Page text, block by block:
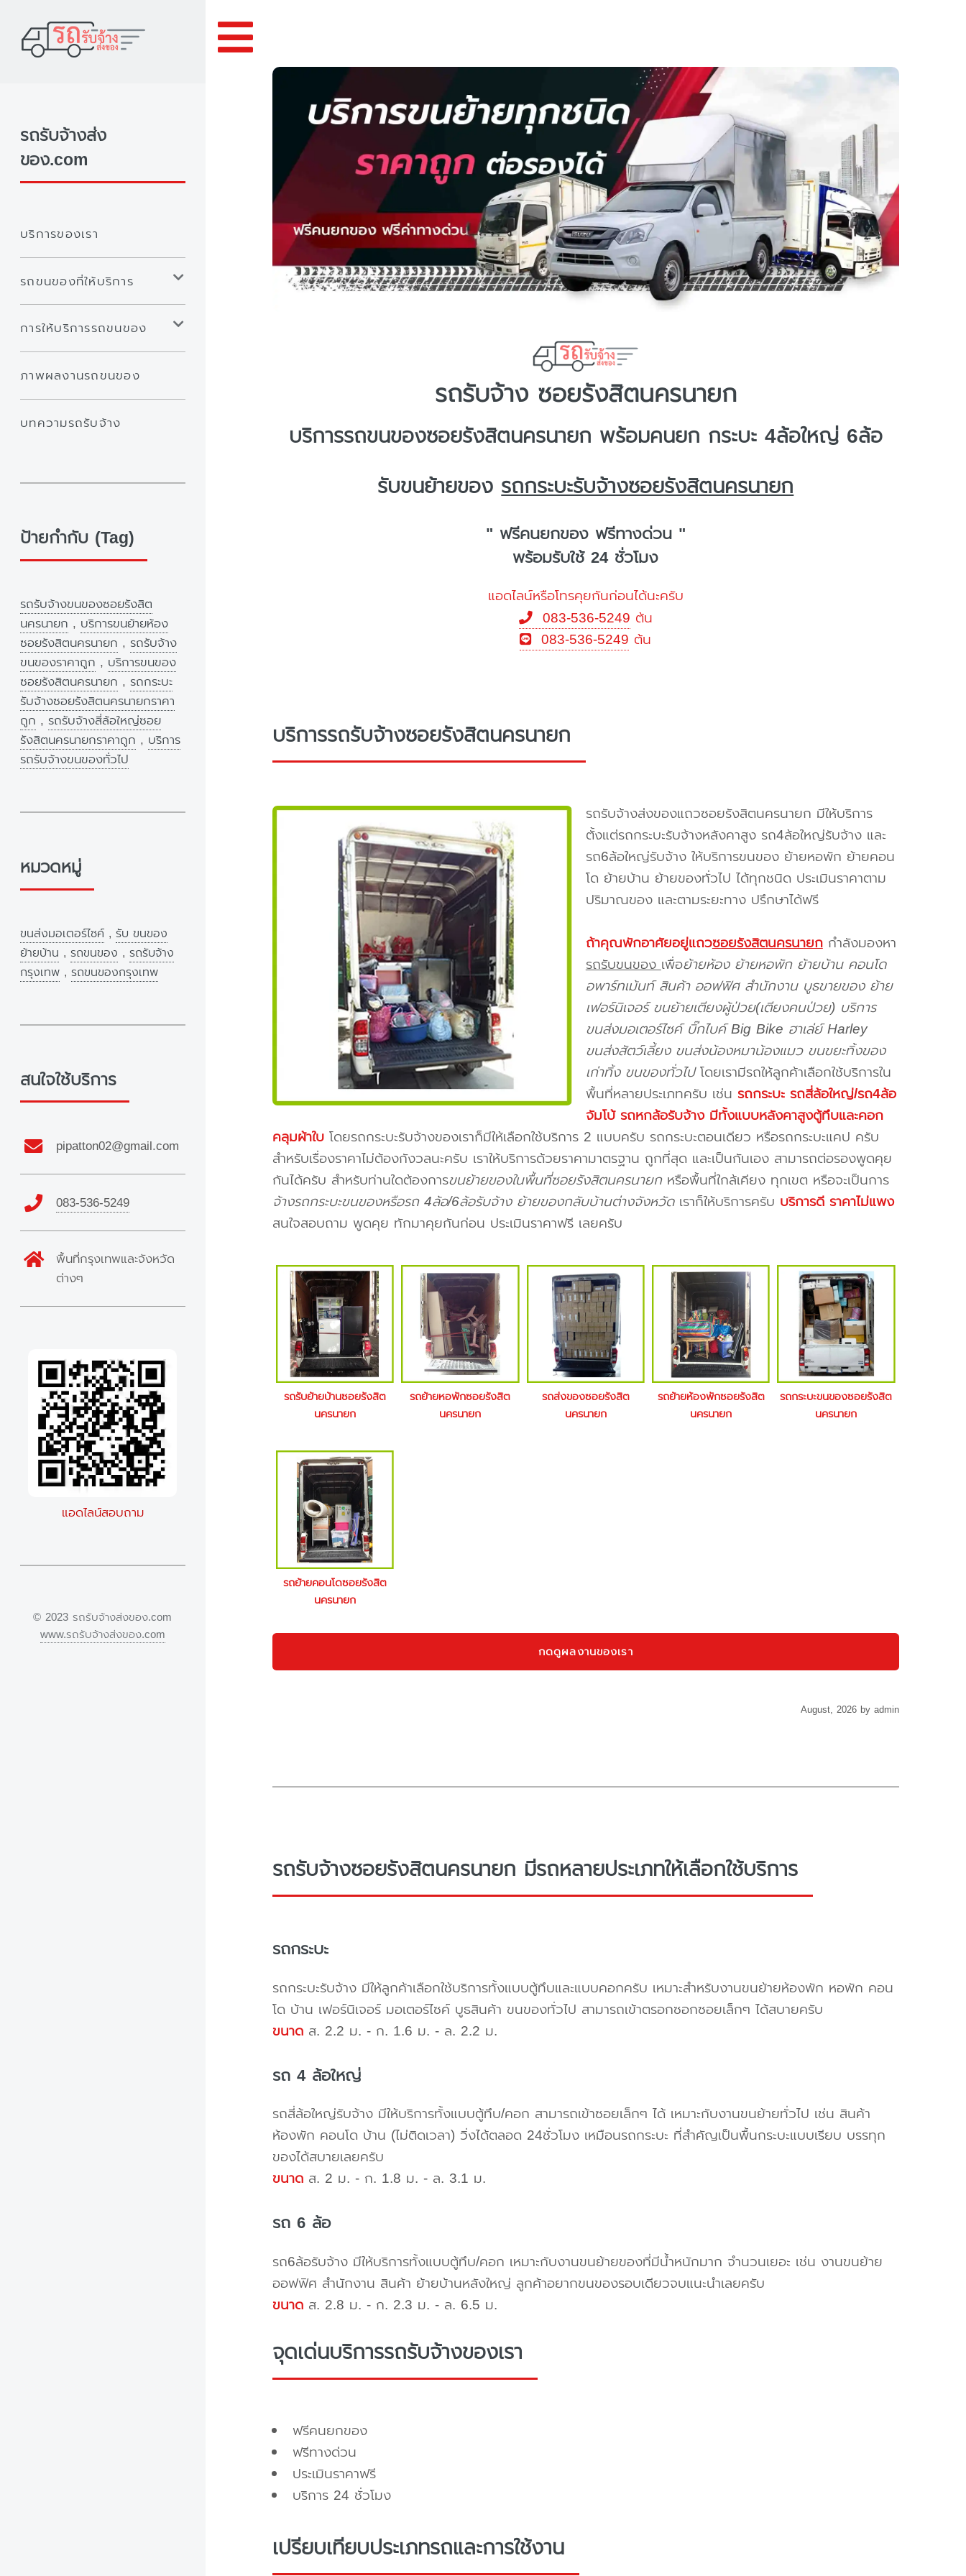
รถรับจ้าง ซอยรังสิตนครนายก
บริการรถขนของซอยรังสิตนครนายก พร้อมคนยก กระบะ 4ล้อใหญ่ 6ล้อ
รับขนย้ายของรถกระบะรับจ้างซอยรังสิตนครนายก
" ฟรีคนยกของ ฟรีทางด่วน "
พร้อมรับใช้ 24 ชั่วโมง
แอดไลน์หรือโทรคุยกันก่อนได้นะครับ
083-536-5249 ต้น
083-536-5249 ต้น
บริการรถรับจ้างซอยรังสิตนครนายก
รถรับจ้างส่งของแถวซอยรังสิตนครนายก มีให้บริการ
ตั้งแต่รถกระบะรับจ้างหลังคาสูง รถ4ล้อใหญ่รับจ้าง และ
รถ6ล้อใหญ่รับจ้าง ให้บริการขนของ ย้ายหอพัก ย้ายคอน
โด ย้ายบ้าน ย้ายของทั่วไป ได้ทุกชนิด ประเมินราคาตาม
ปริมาณของ และตามระยะทาง ปรึกษาได้ฟรี
ถ้าคุณพักอาศัยอยู่แถวซอยรังสิตนครนายกกำลังมองหา
รถรับขนของเพื่อย้ายห้อง ย้ายหอพัก ย้ายบ้าน คอนโด
อพาร์ทเม้นท์ สินค้า ออฟฟิศ สำนักงาน บูธขายของ ย้าย
เฟอร์นิเจอร์ ขนย้ายเตียงผู้ป่วย(เตียงคนป่วย) บริการ
ขนส่งมอเตอร์ไซค์ บิ๊กไบค์ Big Bike ฮาเล่ย์ Harley
ขนส่งสัตว์เลี้ยง ขนส่งน้องหมาน้องแมว ขนขยะทิ้งของ
เก่าทิ้ง ขนของทั่วไปโดยเรามีรถให้ลูกค้าเลือกใช้บริการใน
พื้นที่หลายประเภทครับ เช่น รถกระบะ รถสี่ล้อใหญ่/รถ4ล้อ
จัมโบ้ รถหกล้อรับจ้าง มีทั้งแบบหลังคาสูงตู้ทึบและคอก
คลุมผ้าใบโดยรถกระบะรับจ้างของเราก็มีให้เลือกใช้บริการ 2 แบบครับ รถกระบะตอนเดียว หรือรถกระบะแคป ครับ
สำหรับเรื่องราคาไม่ต้องกังวลนะครับ เราให้บริการด้วยราคามาตรฐาน ถูกที่สุด และเป็นกันเอง สามารถต่อรองพูดคุย
กันได้ครับ สำหรับท่านใดต้องการขนย้ายของในพื้นที่ซอยรังสิตนครนายกหรือพื้นที่ใกล้เคียง ทุกเขต หรือจะเป็นการ
จ้างรถกระบะขนของหรือรถ 4ล้อ/6ล้อรับจ้าง ย้ายของกลับบ้านต่างจังหวัดเราก็ให้บริการครับ บริการดี ราคาไม่แพง
สนใจสอบถาม พูดคุย ทักมาคุยกันก่อน ประเมินราคาฟรี เลยครับ
รถรับย้ายบ้านซอยรังสิต
นครนายก
รถย้ายหอพักซอยรังสิต
นครนายก
รถส่งของซอยรังสิต
นครนายก
รถย้ายห้องพักซอยรังสิต
นครนายก
รถกระบะขนของซอยรังสิต
นครนายก
รถย้ายคอนโดซอยรังสิต
นครนายก
กดดูผลงานของเรา
August, 2026 by admin
รถรับจ้างซอยรังสิตนครนายก มีรถหลายประเภทให้เลือกใช้บริการ
รถกระบะ
รถกระบะรับจ้าง มีให้ลูกค้าเลือกใช้บริการทั้งแบบตู้ทึบและแบบคอกครับ เหมาะสำหรับงานขนย้ายห้องพัก หอพัก คอน
โด บ้าน เฟอร์นิเจอร์ มอเตอร์ไซค์ บูธสินค้า ขนของทั่วไป สามารถเข้าตรอกซอกซอยเล็กๆ ได้สบายครับ
ขนาดส. 2.2 ม. - ก. 1.6 ม. - ล. 2.2 ม.
รถ 4 ล้อใหญ่
รถสี่ล้อใหญ่รับจ้าง มีให้บริการทั้งแบบตู้ทึบ/คอก สามารถเข้าซอยเล็กๆ ได้ เหมาะกับงานขนย้ายทั่วไป เช่น สินค้า
ห้องพัก คอนโด บ้าน (ไม่ติดเวลา) วิ่งได้ตลอด 24ชั่วโมง เหมือนรถกระบะ ที่สำคัญเป็นพื้นกระบะแบบเรียบ บรรทุก
ของได้สบายเลยครับ
ขนาดส. 2 ม. - ก. 1.8 ม. - ล. 3.1 ม.
รถ 6 ล้อ
รถ6ล้อรับจ้าง มีให้บริการทั้งแบบตู้ทึบ/คอก เหมาะกับงานขนย้ายของที่มีน้ำหนักมาก จำนวนเยอะ เช่น งานขนย้าย
ออฟฟิศ สำนักงาน สินค้า ย้ายบ้านหลังใหญ่ ลูกค้าอยากขนของรอบเดียวจบแนะนำเลยครับ
ขนาดส. 2.8 ม. - ก. 2.3 ม. - ล. 6.5 ม.
จุดเด่นบริการรถรับจ้างของเรา
ฟรีคนยกของ
ฟรีทางด่วน
ประเมินราคาฟรี
บริการ 24 ชั่วโมง
เปรียบเทียบประเภทรถและการใช้งาน
รถรับจ้างส่ง
ของ.com
บริการของเรา
รถขนของที่ให้บริการ
การให้บริการรถขนของ
ภาพผลงานรถขนของ
บทความรถรับจ้าง
ป้ายกำกับ (Tag)
รถรับจ้างขนของซอยรังสิต
นครนายก , บริการขนย้ายห้อง
ซอยรังสิตนครนายก , รถรับจ้าง
ขนของราคาถูก , บริการขนของ
ซอยรังสิตนครนายก , รถกระบะ
รับจ้างซอยรังสิตนครนายกราคา
ถูก , รถรับจ้างสี่ล้อใหญ่ซอย
รังสิตนครนายกราคาถูก , บริการ
รถรับจ้างขนของทั่วไป
หมวดหมู่
ขนส่งมอเตอร์ไซค์ , รับ ขนของ
ย้ายบ้าน , รถขนของ , รถรับจ้าง
กรุงเทพ , รถขนของกรุงเทพ
สนใจใช้บริการ
pipatton02@gmail.com
083-536-5249
พื้นที่กรุงเทพและจังหวัด
ต่างๆ
แอดไลน์สอบถาม
© 2023 รถรับจ้างส่งของ.com
www.รถรับจ้างส่งของ.com